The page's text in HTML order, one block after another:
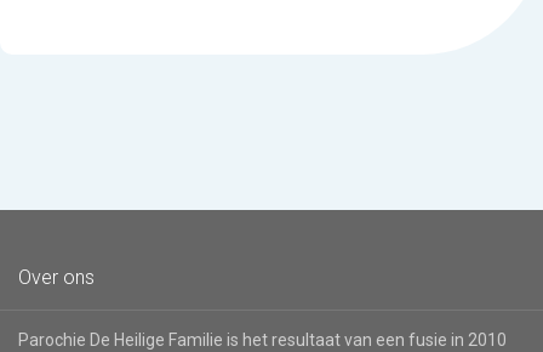
Over ons
Parochie De Heilige Familie is het resultaat van een fusie in 2010